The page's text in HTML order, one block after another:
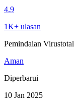
4.9
1K+ ulasan
Pemindaian Virustotal
Aman
Diperbarui
10 Jan 2025